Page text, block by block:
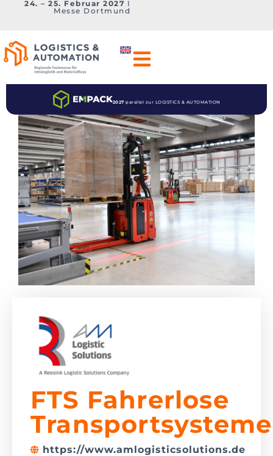
24. – 25. Februar 2027 I
Messe Dortmund
2027 parallel zur LOGISTICS & AUTOMATION
FTS Fahrerlose
Transportsysteme
https://www.amlogisticsolutions.de